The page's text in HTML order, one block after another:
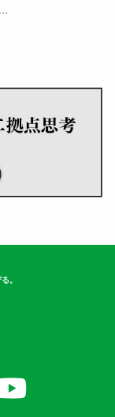
。